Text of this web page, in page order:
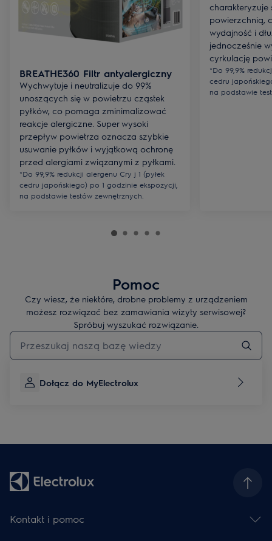
BREATHE360 Filtr antyalergiczny
Wychwytuje i neutralizuje do 99%
unoszących się w powietrzu cząstek
pyłków, co pomaga zminimalizować
reakcje alergiczne. Super wysoki
przepływ powietrza oznacza szybkie
usuwanie pyłków i wyjątkową ochronę
przed alergiami związanymi z pyłkami.
*Do 99,9% redukcji alergenu Cry j 1 (pyłek
cedru japońskiego) po 1 godzinie ekspozycji,
na podstawie testów zewnętrznych.
charakteryzuje
powierzchnią,
wydajność i
jednocześnie
cyrkulację
*Do 99,9%
cedru
na podstawie
Pomoc
Czy wiesz, że niektóre, drobne problemy z urządzeniem
możesz rozwiązać bez zamawiania wizyty serwisowej?
Spróbuj wyszukać rozwiązanie.
Wpisz, aby wyszukać artykuł dotyczący pomocy
Dołącz do MyElectrolux
Kontakt i pomoc